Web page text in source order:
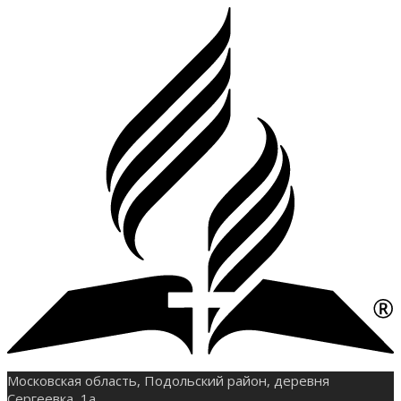
Московская область, Подольский район, деревня